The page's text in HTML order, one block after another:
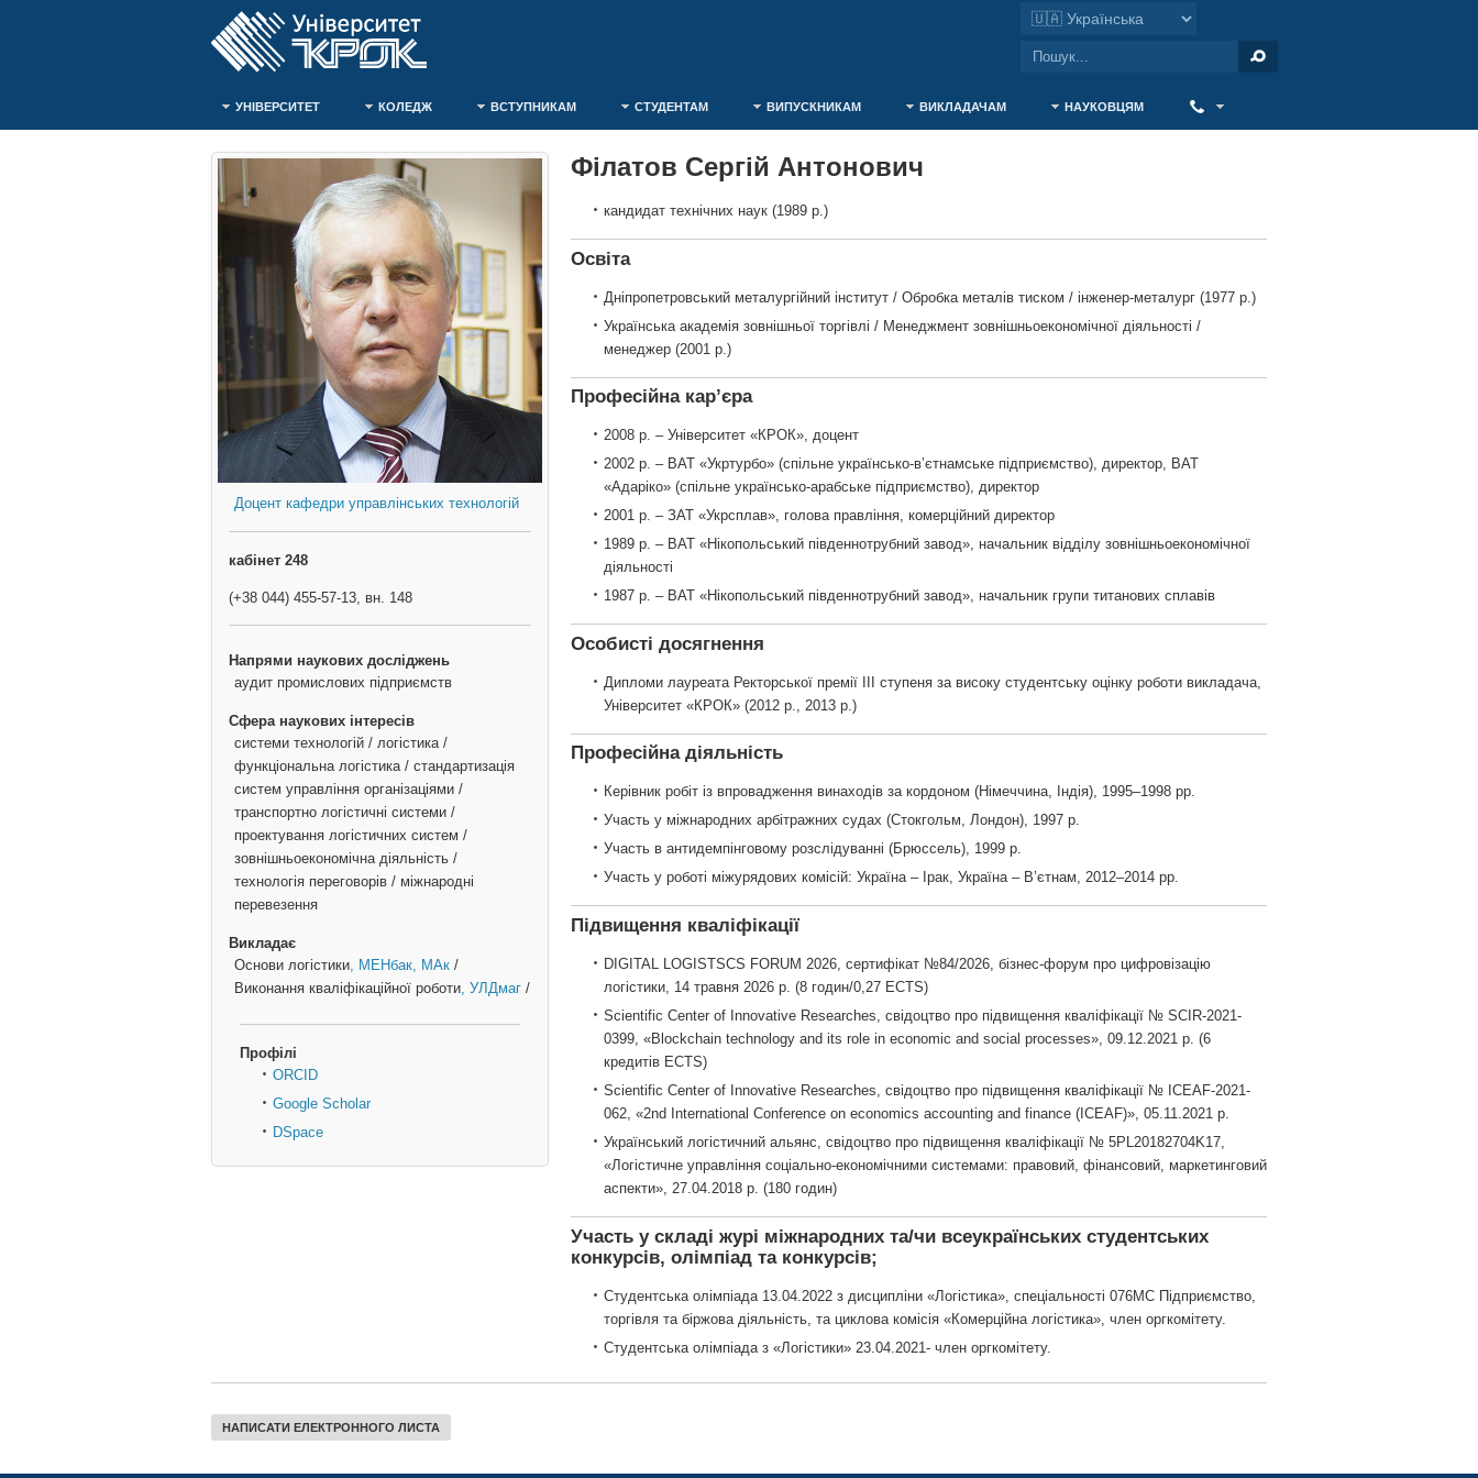
УНІВЕРСИТЕТ КОЛЕДЖ ВСТУПНИКАМ СТУДЕНТАМ ВИПУСКНИКАМ ВИКЛАДАЧАМ НАУКОВЦЯМ
Доцент кафедри управлінських технологій
кабінет 248
(+38 044) 455-57-13, вн. 148
Напрями наукових досліджень
аудит промислових підприємств
Сфера наукових інтересів
системи технологій / логістика /
функціональна логістика / стандартизація
систем управління організаціями /
транспортно логістичні системи /
проектування логістичних систем /
зовнішньоекономічна діяльність /
технологія переговорів / міжнародні
перевезення
Викладає
Основи логістики, МЕНбак, МАк /
Виконання кваліфікаційної роботи, УЛДмаг /
Профілі
ORCID
Google Scholar
DSpace
Філатов Сергій Антонович
кандидат технічних наук (1989 р.)
Освіта
Дніпропетровський металургійний інститут / Обробка металів тиском / інженер-металург (1977 р.)
Українська академія зовнішньої торгівлі / Менеджмент зовнішньоекономічної діяльності /
менеджер (2001 р.)
Професійна кар’єра
2008 р. – Університет «КРОК», доцент
2002 р. – ВАТ «Укртурбо» (спільне українсько-в’єтнамське підприємство), директор, ВАТ
«Адаріко» (спільне українсько-арабське підприємство), директор
2001 р. – ЗАТ «Укрсплав», голова правління, комерційний директор
1989 р. – ВАТ «Нікопольський південнотрубний завод», начальник відділу зовнішньоекономічної
діяльності
1987 р. – ВАТ «Нікопольський південнотрубний завод», начальник групи титанових сплавів
Особисті досягнення
Дипломи лауреата Ректорської премії ІІІ ступеня за високу студентську оцінку роботи викладача,
Університет «КРОК» (2012 р., 2013 р.)
Професійна діяльність
Керівник робіт із впровадження винаходів за кордоном (Німеччина, Індія), 1995–1998 рр.
Участь у міжнародних арбітражних судах (Стокгольм, Лондон), 1997 р.
Участь в антидемпінговому розслідуванні (Брюссель), 1999 р.
Участь у роботі міжурядових комісій: Україна – Ірак, Україна – В’єтнам, 2012–2014 рр.
Підвищення кваліфікації
DIGITAL LOGISTSCS FORUM 2026, сертифікат №84/2026, бізнес-форум про цифровізацію
логістики, 14 травня 2026 р. (8 годин/0,27 ECTS)
Scientific Center of Innovative Researches, свідоцтво про підвищення кваліфікації № SCIR-2021-
0399, «Blockchain technology and its role in economic and social processes», 09.12.2021 р. (6
кредитів ECTS)
Scientific Center of Innovative Researches, свідоцтво про підвищення кваліфікації № ICEAF-2021-
062, «2nd International Conference on economics accounting and finance (ICEAF)», 05.11.2021 р.
Український логістичний альянс, свідоцтво про підвищення кваліфікації № 5PL20182704K17,
«Логістичне управління соціально-економічними системами: правовий, фінансовий, маркетинговий
аспекти», 27.04.2018 р. (180 годин)
Участь у складі журі міжнародних та/чи всеукраїнських студентських
конкурсів, олімпіад та конкурсів;
Студентська олімпіада 13.04.2022 з дисципліни «Логістика», спеціальності 076МС Підприємство,
торгівля та біржова діяльність, та циклова комісія «Комерційна логістика», член оргкомітету.
Студентська олімпіада з «Логістики» 23.04.2021- член оргкомітету.
НАПИСАТИ ЕЛЕКТРОННОГО ЛИСТА